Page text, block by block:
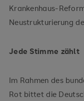
Krankenhaus-
Neustrukturierung
Jede Stimme zählt
Im Rahmen des
Rot bittet die